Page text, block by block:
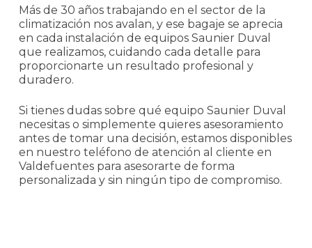
Más de 30 años trabajando en el sector de la
climatización nos avalan, y ese bagaje se aprecia
en cada instalación de equipos Saunier Duval
que realizamos, cuidando cada detalle para
proporcionarte un resultado profesional y
duradero.
Si tienes dudas sobre qué equipo Saunier Duval
necesitas o simplemente quieres asesoramiento
antes de tomar una decisión, estamos disponibles
en nuestro teléfono de atención al cliente en
Valdefuentes para asesorarte de forma
personalizada y sin ningún tipo de compromiso.